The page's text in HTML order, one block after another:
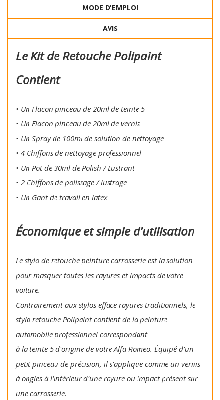
MODE D'EMPLOI
AVIS
Le Kit de Retouche Polipaint
Contient
• Un Flacon pinceau de 20ml de teinte 5
• Un Flacon pinceau de 20ml de vernis
• Un Spray de 100ml de solution de nettoyage
• 4 Chiffons de nettoyage professionnel
• Un Pot de 30ml de Polish / Lustrant
• 2 Chiffons de polissage / lustrage
• Un Gant de travail en latex
Économique et simple d'utilisation
Le stylo de retouche peinture carrosserie est la solution
pour masquer toutes les rayures et impacts de votre
voiture.
Contrairement aux stylos efface rayures traditionnels, le
stylo retouche Polipaint contient de la peinture
automobile professionnel correspondant
à la teinte 5 d'origine de votre Alfa Romeo. Équipé d'un
petit pinceau de précision, il s'applique comme un vernis
à ongles à l'intérieur d'une rayure ou impact présent sur
une carrosserie.